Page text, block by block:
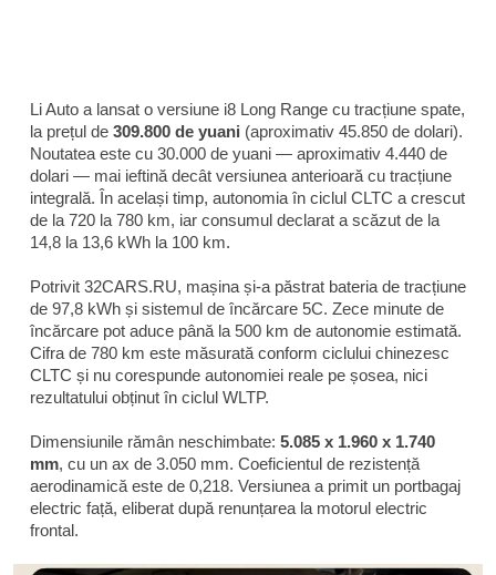
Li Auto a lansat o versiune i8 Long Range cu tracțiune spate,
la prețul de 309.800 de yuani (aproximativ 45.850 de dolari).
Noutatea este cu 30.000 de yuani — aproximativ 4.440 de
dolari — mai ieftină decât versiunea anterioară cu tracțiune
integrală. În același timp, autonomia în ciclul CLTC a crescut
de la 720 la 780 km, iar consumul declarat a scăzut de la
14,8 la 13,6 kWh la 100 km.
Potrivit 32CARS.RU, mașina și-a păstrat bateria de tracțiune
de 97,8 kWh și sistemul de încărcare 5C. Zece minute de
încărcare pot aduce până la 500 km de autonomie estimată.
Cifra de 780 km este măsurată conform ciclului chinezesc
CLTC și nu corespunde autonomiei reale pe șosea, nici
rezultatului obținut în ciclul WLTP.
Dimensiunile rămân neschimbate: 5.085 x 1.960 x 1.740
mm, cu un ax de 3.050 mm. Coeficientul de rezistență
aerodinamică este de 0,218. Versiunea a primit un portbagaj
electric față, eliberat după renunțarea la motorul electric
frontal.